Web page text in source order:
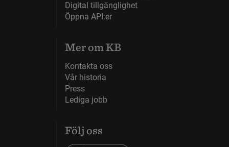
Digital tillgänglighet
Öppna API:er
Mer om KB
Kontakta oss
Vår historia
Press
Lediga jobb
Följ oss